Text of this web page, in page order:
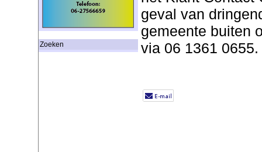
Zoeken
geval van
gemeente buiten
via 06 1361 0655.